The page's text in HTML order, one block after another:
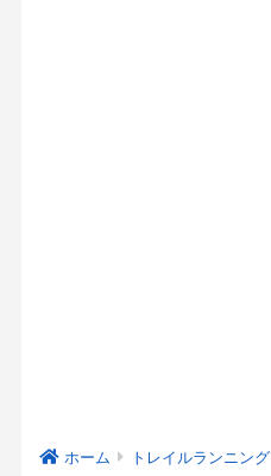
ホーム トレイルランニング